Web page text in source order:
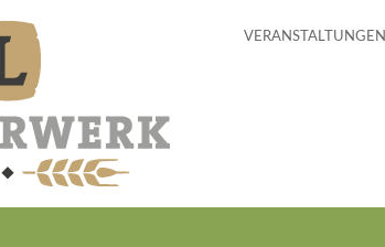
VERANSTALTUNGEN